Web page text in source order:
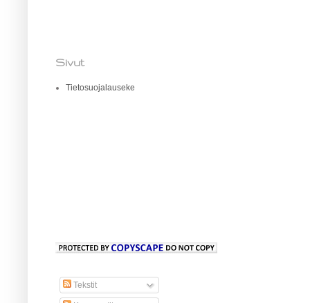
Sivut
Tietosuojalauseke
Tekstit